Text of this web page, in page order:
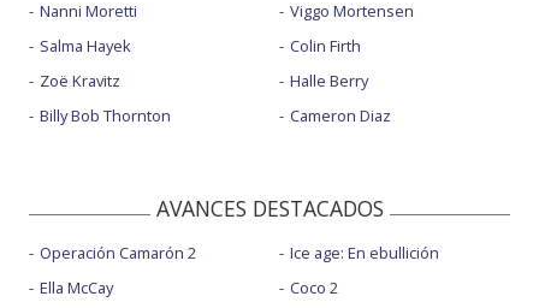
Nanni Moretti
Salma Hayek
Zoë Kravitz
Billy Bob Thornton
Viggo Mortensen
Colin Firth
Halle Berry
Cameron Diaz
AVANCES DESTACADOS
Operación Camarón 2
Ella McCay
Ice age: En ebullición
Coco 2